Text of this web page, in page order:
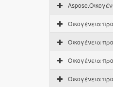
Οικογένεια
Οικογένεια
Οικογένεια
Οικογένεια